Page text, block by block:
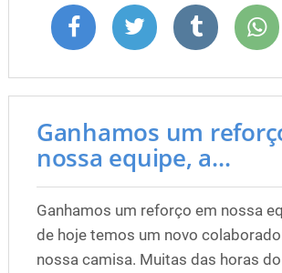
Ganhamos um
nossa equipe, a...
Ganhamos um reforço em nossa
de hoje temos um novo
nossa camisa. Muitas das horas